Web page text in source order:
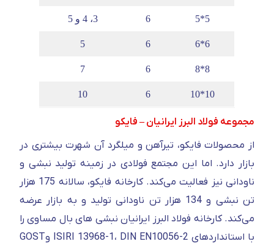
5*5
6 3، 4 و 5
6*6
6
5
8*8
6
7
10*10
6
10
مجموعه فولاد البرز ایرانیان – فایکو
از محصولات فایکو، تیرآهن و میلگرد آن شهرت بیشتری در
بازار دارد. اما این مجتمع فولادی در زمینه تولید نبشی و
ناودانی نیز فعالیت می‌کند. کارخانه فایکو، سالانه 175 هزار
تن نبشی و 134 هزار تن ناودانی تولید و به بازار عرضه
می‌کند. کارخانه فولاد البرز ایرانیان نبشی های بال مساوی را
با استانداردهای ISIRI 13968-1، DIN EN10056-2 وGOST